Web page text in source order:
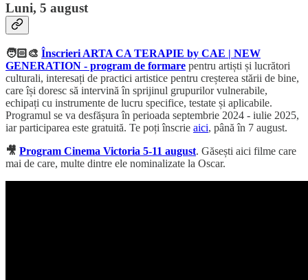
Luni, 5 august
🧑🏻‍🎨 Înscrieri ARTA CA TERAPIE by CAE | NEW
GENERATION - program de formare pentru artiști și lucrători
culturali, interesați de practici artistice pentru creșterea stării de bine,
care își doresc să intervină în sprijinul grupurilor vulnerabile,
echipați cu instrumente de lucru specifice, testate și aplicabile.
Programul se va desfășura în perioada septembrie 2024 - iulie 2025,
iar participarea este gratuită. Te poți înscrie aici, până în 7 august.
🎥 Program Cinema Victoria 5-11 august. Găsești aici filme care
mai de care, multe dintre ele nominalizate la Oscar.